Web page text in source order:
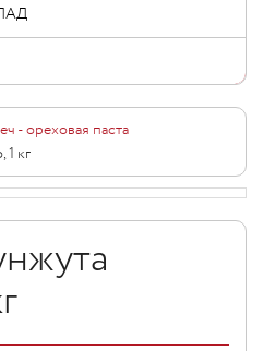
- ореховая паста
1 кг